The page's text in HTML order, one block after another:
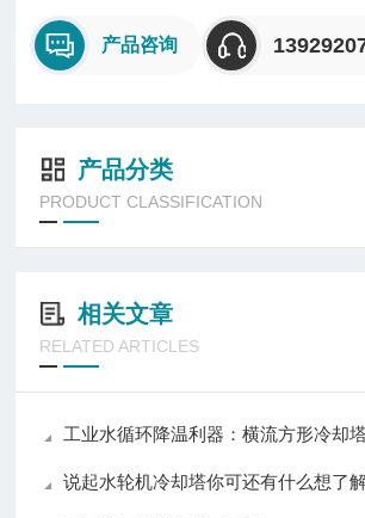
产品咨询
产品分类
PRODUCT CLASSIFICATION
相关文章
RELATED ARTICLES
工业水循环降温利器：横流方形冷却塔的实
说起水轮机冷却塔你可还有什么想了